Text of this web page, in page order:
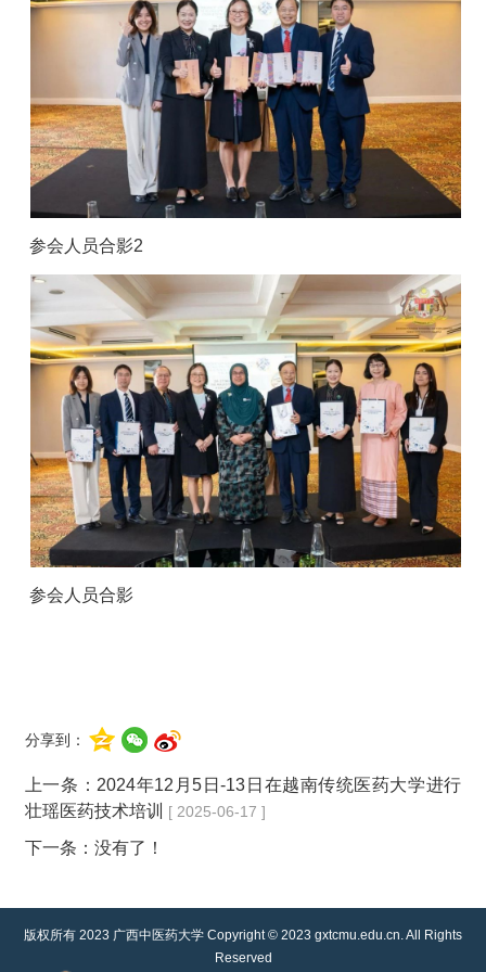
参会人员合影2
参会人员合影
分享到：
上一条： 2024年12月5日-13日在越南传统医药大学进行
壮瑶医药技术培训
[ 2025-06-17 ]
下一条：没有了！
版权所有 2023 广西中医药大学 Copyright © 2023 gxtcmu.edu.cn. All Rights
Reserved